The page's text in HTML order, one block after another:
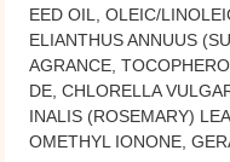
EED OIL, OLEIC/
ELIANTHUS ANNUUS
AGRANCE,
DE, CHLORELLA
INALIS (ROSEMARY)
OMETHYL IONONE,